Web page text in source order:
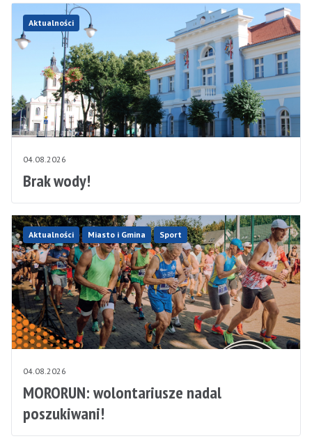
Aktualności
04.08.2026
Brak wody!
Aktualności Miasto i Gmina Sport
04.08.2026
MORORUN: wolontariusze nadal
poszukiwani!